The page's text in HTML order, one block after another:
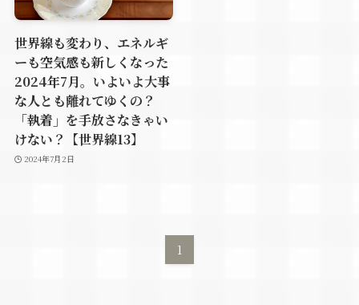
世界線も変わり、エネルギ
ーも空気感も新しくなった
2024年7月。いよいよ大事
な人とも離れてゆくの？
「執着」を手放さなきゃい
けない？【世界線13】
2024年7月2日
1